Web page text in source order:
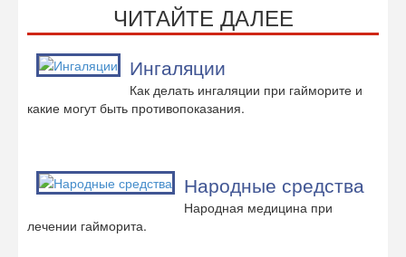
ЧИТАЙТЕ ДАЛЕЕ
Ингаляции
Как делать ингаляции при гайморите и
какие могут быть противопоказания.
Народные средства
Народная медицина при
лечении гайморита.